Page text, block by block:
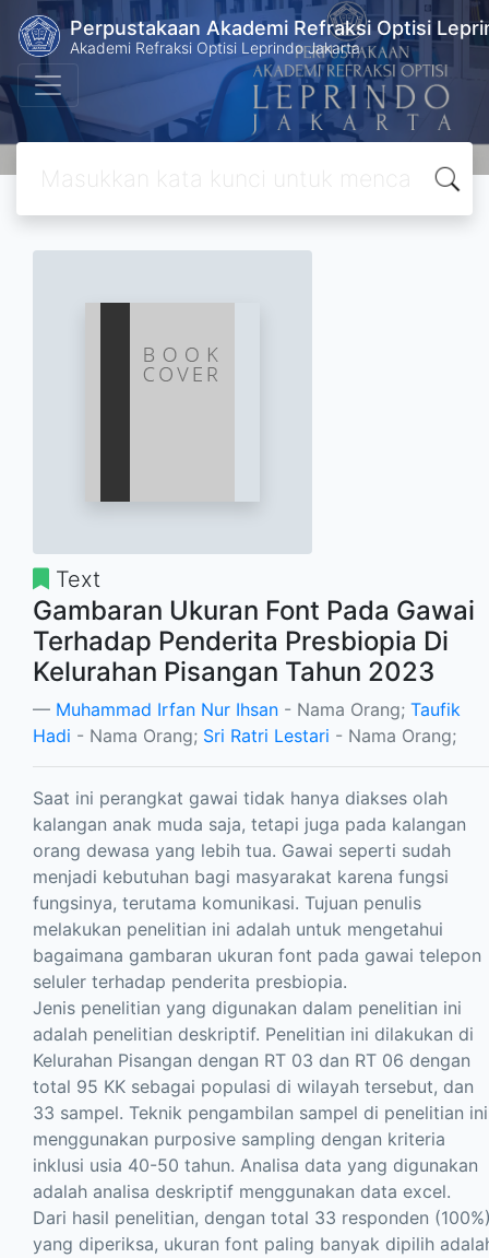
Perpustakaan Akademi Refraksi Optisi
Akademi Refraksi Optisi Leprindo Jakarta
Text
Gambaran Ukuran Font Pada Gawai
Terhadap Penderita Presbiopia Di
Kelurahan Pisangan Tahun 2023
Muhammad Irfan Nur Ihsan - Nama Orang; Taufik
Hadi - Nama Orang; Sri Ratri Lestari - Nama Orang;
Saat ini perangkat gawai tidak hanya diakses olah
kalangan anak muda saja, tetapi juga pada kalangan
orang dewasa yang lebih tua. Gawai seperti sudah
menjadi kebutuhan bagi masyarakat karena fungsi
fungsinya, terutama komunikasi. Tujuan penulis
melakukan penelitian ini adalah untuk mengetahui
bagaimana gambaran ukuran font pada gawai telepon
seluler terhadap penderita presbiopia.
Jenis penelitian yang digunakan dalam penelitian ini
adalah penelitian deskriptif. Penelitian ini dilakukan di
Kelurahan Pisangan dengan RT 03 dan RT 06 dengan
total 95 KK sebagai populasi di wilayah tersebut, dan
33 sampel. Teknik pengambilan sampel di penelitian ini
menggunakan purposive sampling dengan kriteria
inklusi usia 40-50 tahun. Analisa data yang digunakan
adalah analisa deskriptif menggunakan data excel.
Dari hasil penelitian, dengan total 33 responden
yang diperiksa, ukuran font paling banyak dipilih